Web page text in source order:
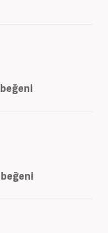
beğeni
beğeni